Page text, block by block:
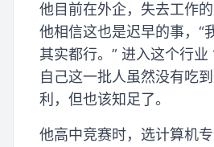
他目前在外企，失去工作
他相信这也是迟早的事，“
其实都行。” 进入这个行业
自己这一批人虽然没有吃
利，但也该知足了。
他高中竞赛时，选计算机专